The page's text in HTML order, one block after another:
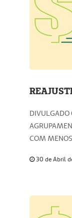
DIVULGADO
COM
30 de Abril